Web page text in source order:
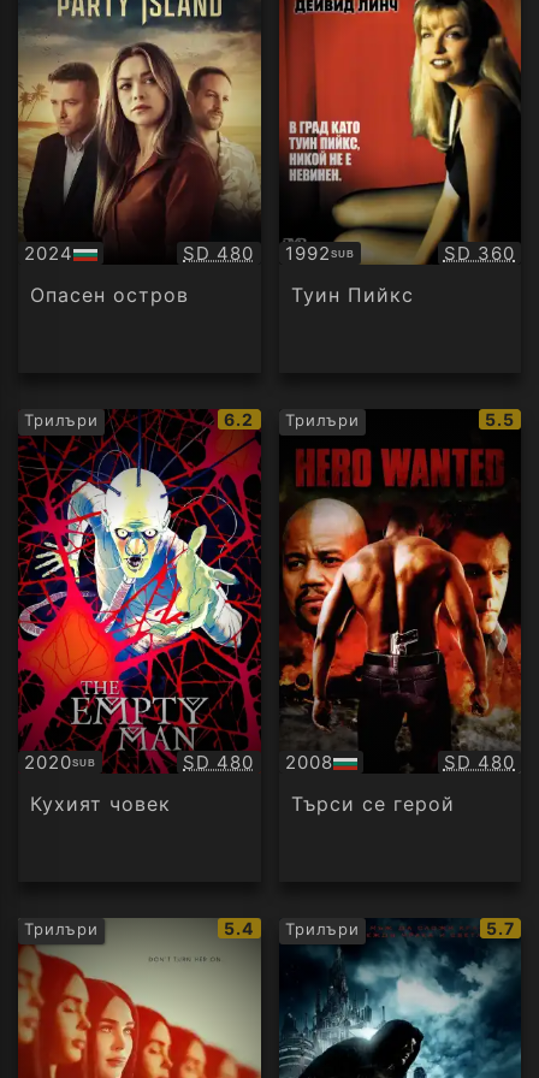
2024
БГ
аудио
Качество:
SD 480
Опасен остров
1992SUB
Субтитри SD 360
Туин Пийкс
Трилъри
IMDb
рейтинг:
6.2
2020SUB
Субтитри Качество:
SD 480
Кухият човек
Трилъри
IMDb
5.5
2008
БГ
аудио
SD 480
Търси се герой
Трилъри
IMDb
рейтинг:
5.4 Трилъри
IMDb
5.7